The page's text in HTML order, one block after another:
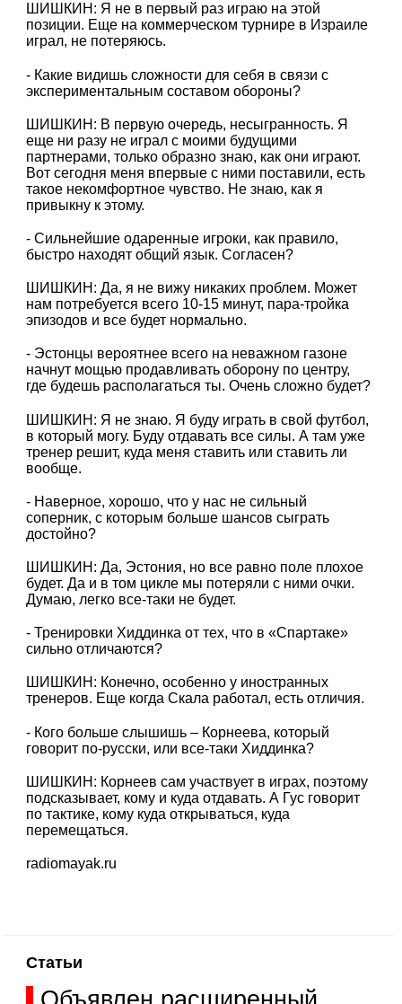
ШИШКИН: Я не в первый раз играю на этой
позиции. Еще на коммерческом турнире в Израиле
играл, не потеряюсь.
- Какие видишь сложности для себя в связи с
экспериментальным составом обороны?
ШИШКИН: В первую очередь, несыгранность. Я
еще ни разу не играл с моими будущими
партнерами, только образно знаю, как они играют.
Вот сегодня меня впервые с ними поставили, есть
такое некомфортное чувство. Не знаю, как я
привыкну к этому.
- Сильнейшие одаренные игроки, как правило,
быстро находят общий язык. Согласен?
ШИШКИН: Да, я не вижу никаких проблем. Может
нам потребуется всего 10-15 минут, пара-тройка
эпизодов и все будет нормально.
- Эстонцы вероятнее всего на неважном газоне
начнут мощью продавливать оборону по центру,
где будешь располагаться ты. Очень сложно будет?
ШИШКИН: Я не знаю. Я буду играть в свой футбол,
в который могу. Буду отдавать все силы. А там уже
тренер решит, куда меня ставить или ставить ли
вообще.
- Наверное, хорошо, что у нас не сильный
соперник, с которым больше шансов сыграть
достойно?
ШИШКИН: Да, Эстония, но все равно поле плохое
будет. Да и в том цикле мы потеряли с ними очки.
Думаю, легко все-таки не будет.
- Тренировки Хиддинка от тех, что в «Спартаке»
сильно отличаются?
ШИШКИН: Конечно, особенно у иностранных
тренеров. Еще когда Скала работал, есть отличия.
- Кого больше слышишь – Корнеева, который
говорит по-русски, или все-таки Хиддинка?
ШИШКИН: Корнеев сам участвует в играх, поэтому
подсказывает, кому и куда отдавать. А Гус говорит
по тактике, кому куда открываться, куда
перемещаться.
radiomayak.ru
Статьи